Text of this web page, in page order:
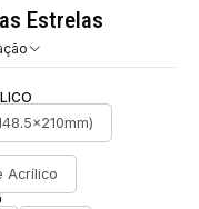
Estrelas
Acrílico